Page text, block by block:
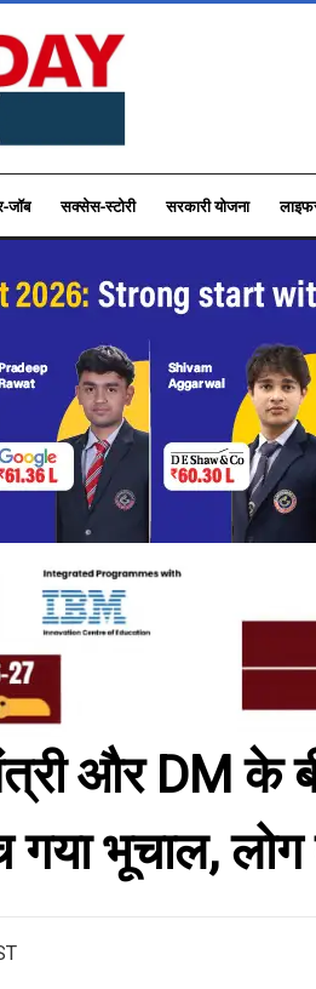
जॉब सक्सेस-स्टोरी सरकारी योजना
और DM के
भूचाल, लोग